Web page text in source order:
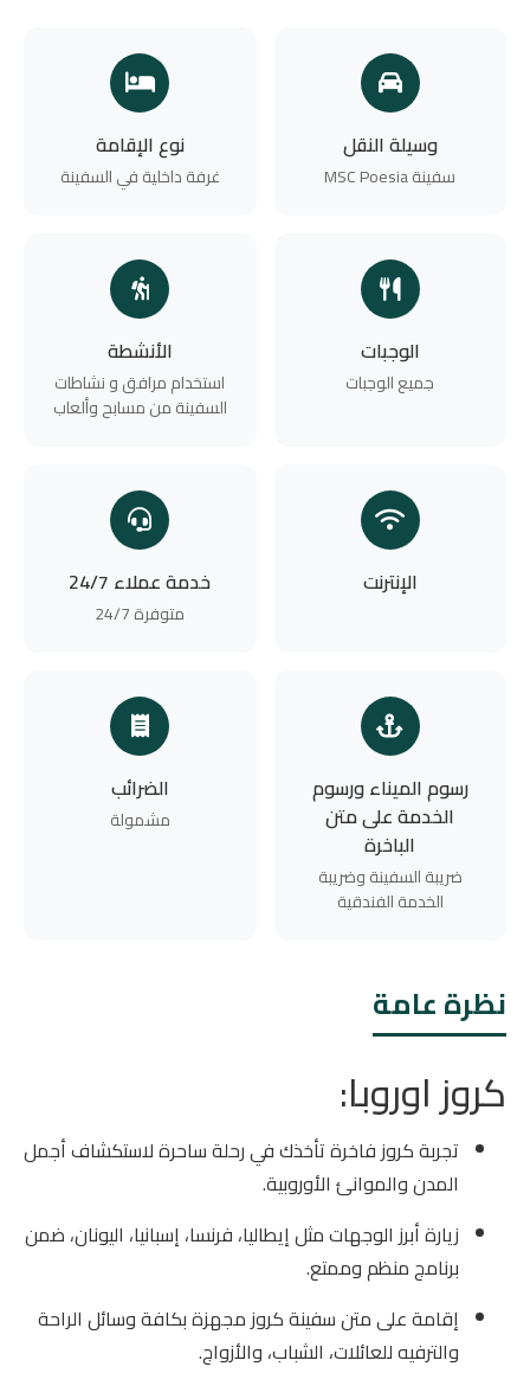
وسيلة النقل
سفينة MSC Poesia
نوع الإقامة
غرفة داخلية في السفينة
الوجبات
جميع الوجبات
الأنشطة
استخدام مرافق و نشاطات
السفينة من مسابح وألعاب
الإنترنت خدمة عملاء 24/7
متوفرة 24/7
رسوم الميناء ورسوم
الخدمة على متن
الباخرة
ضريبة السفينة وضريبة
الخدمة الفندقية
الضرائب
مشمولة
نظرة عامة
كروز اوروبا:
تجربة كروز فاخرة تأخذك في رحلة ساحرة لاستكشاف أجمل
المدن والموانئ الأوروبية.
زيارة أبرز الوجهات مثل إيطاليا، فرنسا، إسبانيا، اليونان، ضمن
برنامج منظم وممتع.
إقامة على متن سفينة كروز مجهزة بكافة وسائل الراحة
والترفيه للعائلات، الشباب، والأزواج.